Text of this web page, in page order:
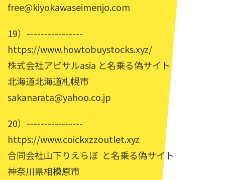
free@kiyokawaseimenjo.com
19）----------------
https://www.howtobuystocks.xyz/
株式会社アビサルasia と名乗る偽サイト
北海道北海道札幌市
sakanarata@yahoo.co.jp
20）----------------
https://www.coickxzzoutlet.xyz
合同会社山下りえらぼ と名乗る偽サイト
神奈川県相模原市